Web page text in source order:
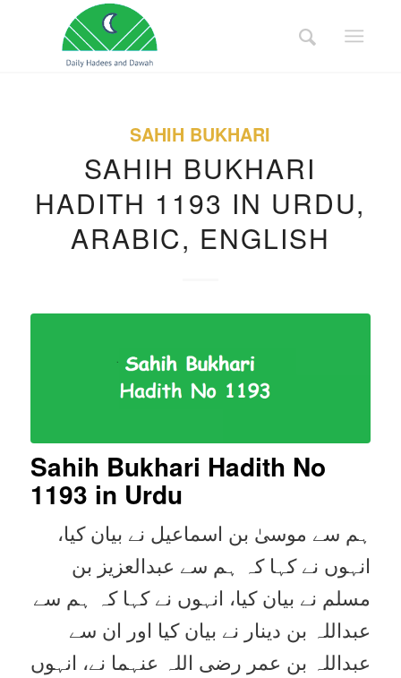
SAHIH BUKHARI
SAHIH BUKHARI
HADITH 1193 IN URDU,
ARABIC, ENGLISH
Sahih Bukhari Hadith No
1193 in Urdu
ہم سے موسیٰ بن اسماعیل نے بیان کیا،
انہوں نے کہا کہ ہم سے عبدالعزیز بن
مسلم نے بیان کیا، انہوں نے کہا کہ ہم سے
عبداللہ بن دینار نے بیان کیا اور ان سے
عبداللہ بن عمر رضی اللہ عنہما نے، انہوں